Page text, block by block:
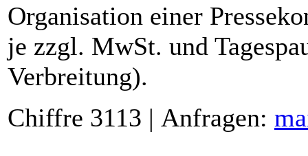
Organisation einer
je zzgl. MwSt. und
Verbreitung).
Chiffre 3113 | Anfragen: